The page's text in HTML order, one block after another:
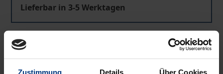
Zustimmung Details Über Cookies
Lieferbar in 3-5 Werktagen
Preisangaben inkl. MwSt. Abhängig von der Lieferadresse
kann die MwSt. an der Kasse variieren.